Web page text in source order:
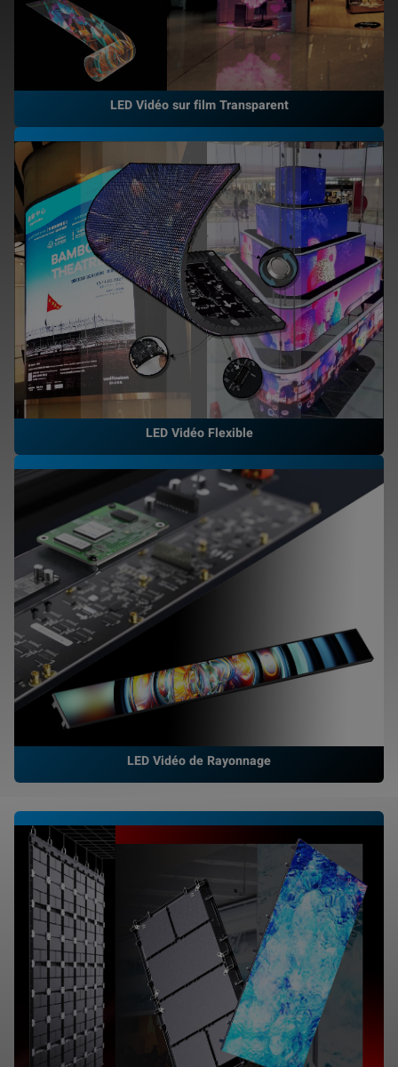
LED Vidéo sur film Transparent
LED Vidéo Flexible
LED Vidéo de Rayonnage